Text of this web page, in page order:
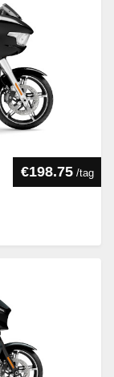
€198.75 /tag